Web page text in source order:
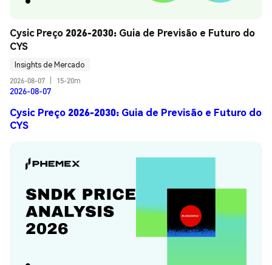
Cysic Preço 2026-2030: Guia de Previsão e Futuro do
CYS
Insights de Mercado
2026-08-07
15-20m
2026-08-07
Cysic Preço 2026-2030: Guia de Previsão e Futuro do
CYS